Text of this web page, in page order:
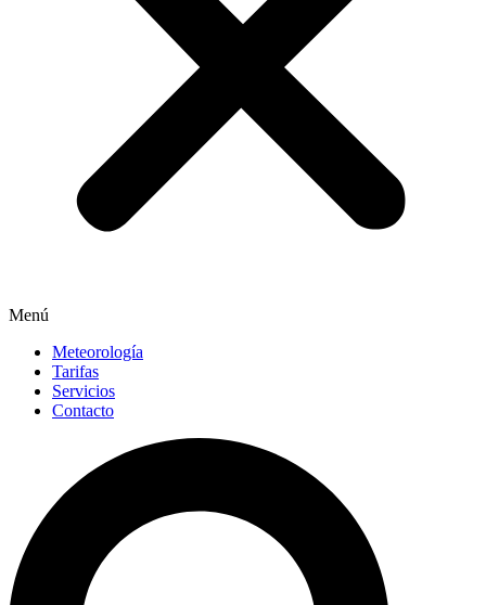
Menú
Meteorología
Tarifas
Servicios
Contacto